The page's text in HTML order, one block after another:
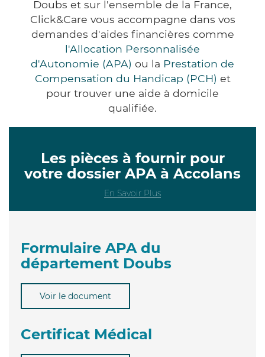
Doubs et sur l'ensemble de la France,
Click&Care vous accompagne dans vos
demandes d'aides financières comme
l'Allocation Personnalisée
d'Autonomie (APA) ou la Prestation de
Compensation du Handicap (PCH) et
pour trouver une aide à domicile
qualifiée.
Les pièces à fournir pour
votre dossier APA à Accolans
En Savoir Plus
Formulaire APA du
département Doubs
Voir le document
Certificat Médical